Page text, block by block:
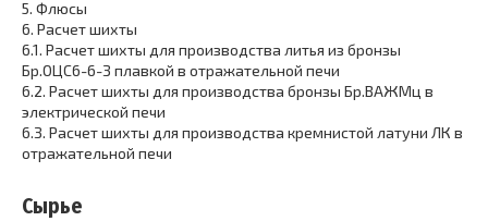
5. Флюсы
6. Расчет шихты
6.1. Расчет шихты для производства литья из бронзы
Бр.ОЦС6-6-3 плавкой в отражательной печи
6.2. Расчет шихты для производства бронзы Бр.ВАЖМц в
электрической печи
6.3. Расчет шихты для производства кремнистой латуни ЛК в
отражательной печи
Сырье